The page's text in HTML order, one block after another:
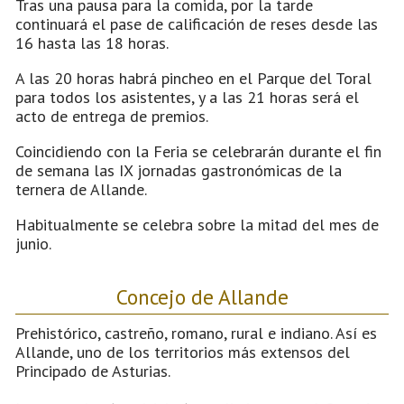
Tras una pausa para la comida, por la tarde
continuará el pase de calificación de reses desde las
16 hasta las 18 horas.
A las 20 horas habrá pincheo en el Parque del Toral
para todos los asistentes, y a las 21 horas será el
acto de entrega de premios.
Coincidiendo con la Feria se celebrarán durante el fin
de semana las IX jornadas gastronómicas de la
ternera de Allande.
Habitualmente se celebra sobre la mitad del mes de
junio.
Concejo de Allande
Prehistórico, castreño, romano, rural e indiano. Así es
Allande, uno de los territorios más extensos del
Principado de Asturias.